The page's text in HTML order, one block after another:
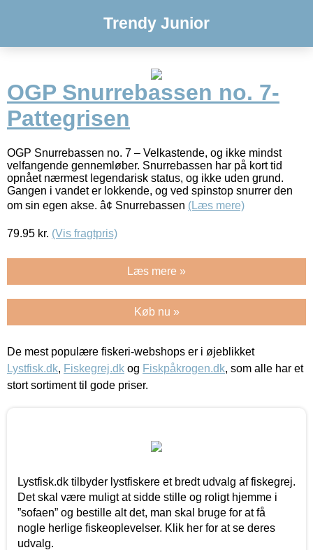
Trendy Junior
OGP Snurrebassen no. 7-
Pattegrisen
OGP Snurrebassen no. 7 – Velkastende, og ikke mindst
velfangende gennemløber. Snurrebassen har på kort tid
opnået nærmest legendarisk status, og ikke uden grund.
Gangen i vandet er lokkende, og ved spinstop snurrer den
om sin egen akse. â¢ Snurrebassen (Læs mere)
79.95 kr. (Vis fragtpris)
Læs mere »
Køb nu »
De mest populære fiskeri-webshops er i øjeblikket
Lystfisk.dk, Fiskegrej.dk og Fiskpåkrogen.dk, som alle har et
stort sortiment til gode priser.
Lystfisk.dk tilbyder lystfiskere et bredt udvalg af fiskegrej.
Det skal være muligt at sidde stille og roligt hjemme i
”sofaen” og bestille alt det, man skal bruge for at få
nogle herlige fiskeoplevelser. Klik her for at se deres
udvalg.